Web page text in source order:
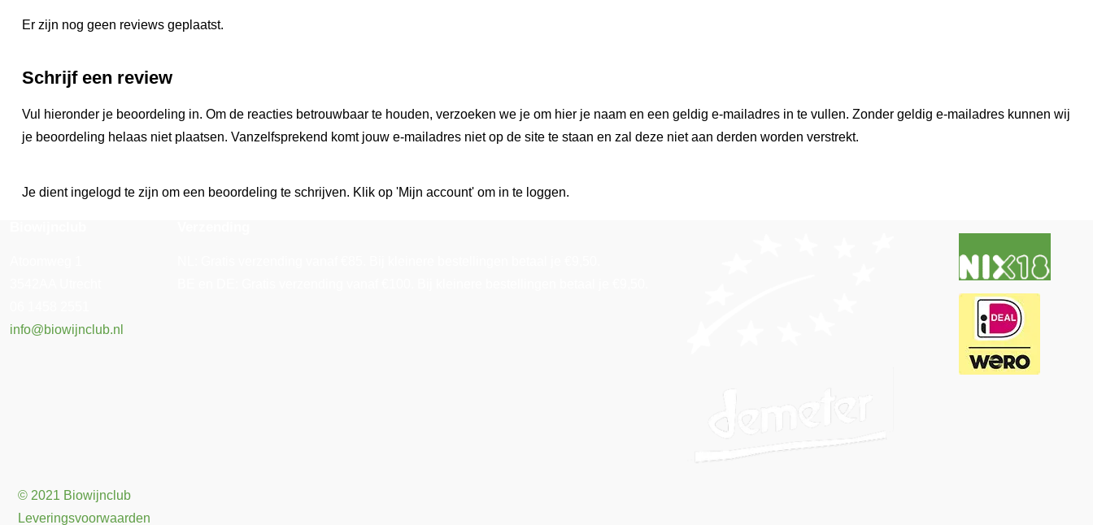
Er zijn nog geen reviews geplaatst.
Schrijf een review
Vul hieronder je beoordeling in. Om de reacties betrouwbaar te houden, verzoeken we je om hier je naam en een geldig e-mailadres in te vullen. Zonder geldig e-mailadres kunnen wij
je beoordeling helaas niet plaatsen. Vanzelfsprekend komt jouw e-mailadres niet op de site te staan en zal deze niet aan derden worden verstrekt.
Je dient ingelogd te zijn om een beoordeling te schrijven. Klik op 'Mijn account' om in te loggen.
info@biowijnclub.nl
© 2021 Biowijnclub
Leveringsvoorwaarden